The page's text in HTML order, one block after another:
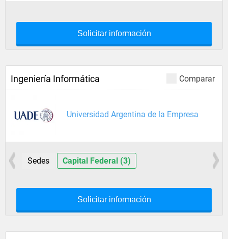
Solicitar información
Comparar
Ingeniería Informática
Universidad Argentina de la Empresa
Sedes Capital Federal (3)
Solicitar información